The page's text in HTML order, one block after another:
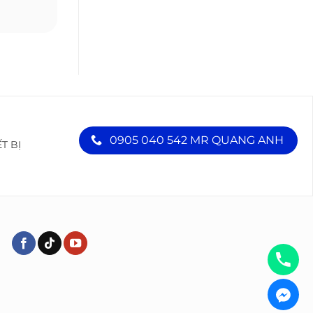
BỊ 0905 040 542 MR QUANG ANH